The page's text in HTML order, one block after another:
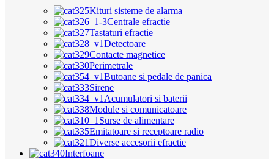
Kituri sisteme de alarma
Centrale efractie
Tastaturi efractie
Detectoare
Contacte magnetice
Perimetrale
Butoane si pedale de panica
Sirene
Acumulatori si baterii
Module si comunicatoare
Surse de alimentare
Emitatoare si receptoare radio
Diverse accesorii efractie
Interfoane